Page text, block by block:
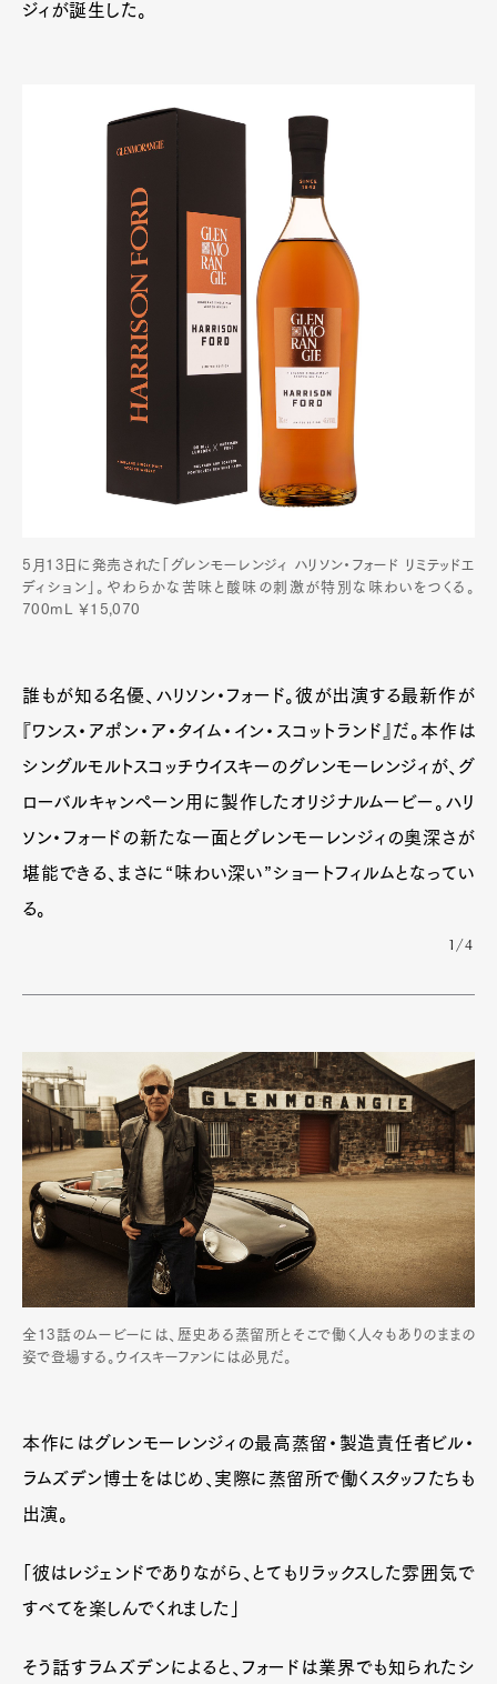
ProductCulture Lifestyle
ジィが誕生した。
5月13日に発売された「グレンモーレンジィ ハリソン・フォード リミテッドエ
ディション」。やわらかな苦味と酸味の刺激が特別な味わいをつくる。
700mL ￥15,070
誰もが知る名優、ハリソン・フォード。彼が出演する最新作が
『ワンス・アポン・ア・タイム・イン・スコットランド』だ。本作は
シングルモルトスコッチウイスキーのグレンモーレンジィが、グ
ローバルキャンペーン用に製作したオリジナルムービー。ハリ
ソン・フォードの新たな一面とグレンモーレンジィの奥深さが
堪能できる、まさに“味わい深い”ショートフィルムとなってい
る。
1/4
全13話のムービーには、歴史ある蒸留所とそこで働く人々もありのままの
姿で登場する。ウイスキーファンには必見だ。
本作にはグレンモーレンジィの最高蒸留・製造責任者ビル・
ラムズデン博士をはじめ、実際に蒸留所で働くスタッフたちも
出演。
「彼はレジェンドでありながら、とてもリラックスした雰囲気で
すべてを楽しんでくれました」
そう話すラムズデンによると、フォードは業界でも知られたシ